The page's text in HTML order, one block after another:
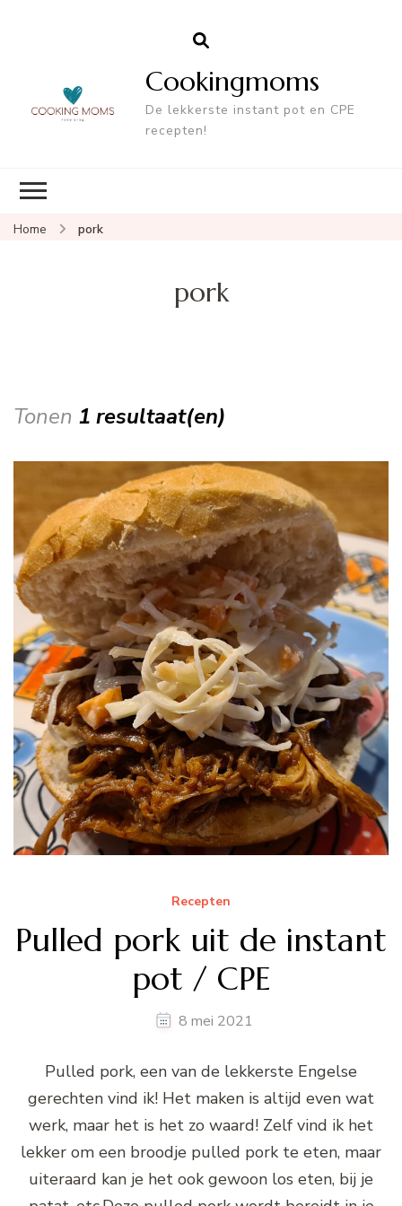
Cookingmoms
De lekkerste instant pot en CPE
recepten!
Home pork
pork
Tonen 1 resultaat(en)
Recepten
Pulled pork uit de instant
pot / CPE
8 mei 2021
Pulled pork, een van de lekkerste Engelse
gerechten vind ik! Het maken is altijd even wat
werk, maar het is het zo waard! Zelf vind ik het
lekker om een broodje pulled pork te eten, maar
uiteraard kan je het ook gewoon los eten, bij je